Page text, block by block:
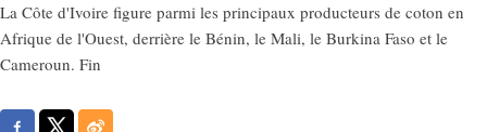
La Côte d'Ivoire figure parmi les principaux producteurs de coton en
Afrique de l'Ouest, derrière le Bénin, le Mali, le Burkina Faso et le
Cameroun. Fin